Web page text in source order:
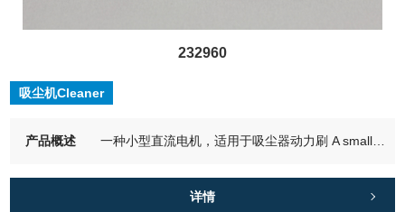
232960
吸尘机Cleaner
产品概述
详情